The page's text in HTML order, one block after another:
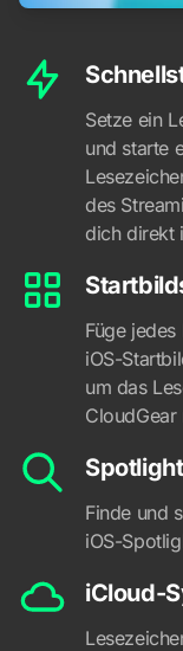
Setze ein
und starte
des
dich direkt
Füge
iOS-
um das
Finde und
iOS-
iCloud-